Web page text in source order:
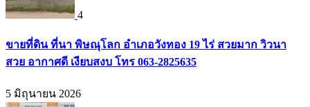
4
ขายที่ดิน ที่นา พิษณุโลก อำเภอวังทอง 19 ไร่ สวยมาก วิวนา
สวย อากาศดี เงียบสงบ โทร 063-2825635
5 มิถุนายน 2026